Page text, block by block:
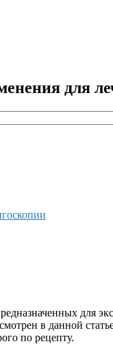
для
в данной
по рецепту.